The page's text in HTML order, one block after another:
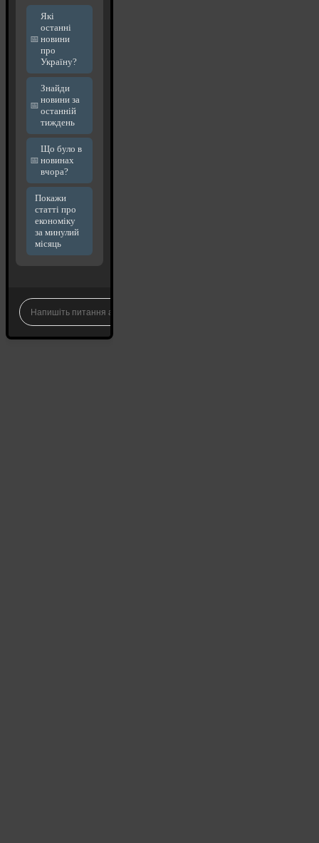
Які
останні
новини
про
Україну?
Знайди
новини за
останній
тиждень
Що було в
новинах
вчора?
Покажи
статті про
економіку
за минулий
місяць